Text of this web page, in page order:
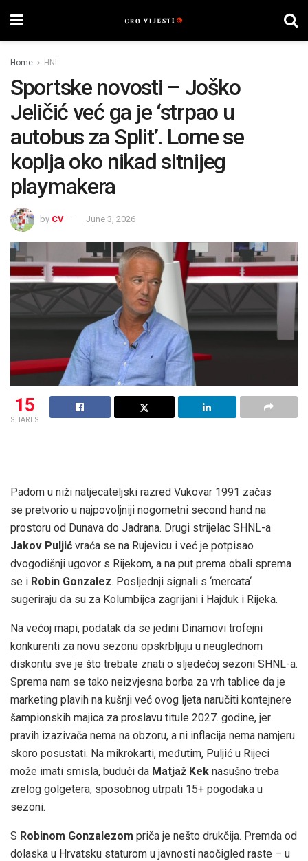
Home HNL
Sportske novosti – Joško
Jeličić već ga je ‘strpao u
autobus za Split’. Lome se
koplja oko nikad sitnijeg
playmakera
by CV June 3, 2026
15
SHARES
Padom u niži natjecateljski razred Vukovar 1991 začas
se pretvorio u najpovoljniji nogometni second hand na
prostoru od Dunava do Jadrana. Drugi strijelac SHNL-a
Jakov Puljić vraća se na Rujevicu i već je potpisao
dvogodišnji ugovor s Rijekom, a na put prema obali sprema
se i Robin Gonzalez. Posljednji signali s ‘mercata‘
sugeriraju da su za Kolumbijca zagrijani i Hajduk i Rijeka.
Na većoj mapi, podatak da se jedini Dinamovi trofejni
konkurenti za novu sezonu opskrbljuju u neuglednom
diskontu sve je što trebate znati o sljedećoj sezoni SHNL-a.
Sprema nam se tako neizvjesna borba za vrh tablice da je
marketing plavih na kušnji već ovog ljeta naručiti kontejnere
šampionskih majica za proslavu titule 2027. godine, jer
pravih izazivača nema na obzoru, a ni inflacija nema namjeru
skoro posustati. Na mikrokarti, međutim, Puljić u Rijeci
može imati smisla, budući da Matjaž Kek nasušno treba
zrelog golgetera, sposobnog utrpati 15+ pogodaka u
sezoni.
S Robinom Gonzalezom priča je nešto drukčija. Premda od
dolaska u Hrvatsku staturom u javnosti naočigled raste – u